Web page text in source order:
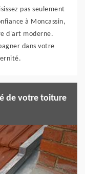
pas seulement
à Moncassin,
d'art moderne.
dans votre
de votre toiture